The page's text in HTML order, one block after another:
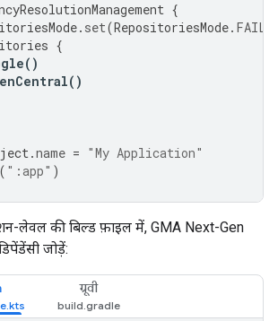
{
. set(RepositoriesMode.
{
()
()
.name = "My Application"
( ":app" )
लेवल की बिल्ड फ़ाइल में, GMA Next-Gen
जोड़ें:
ग्रूवी